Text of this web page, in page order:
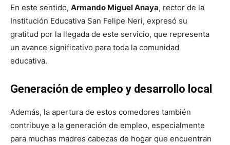
En este sentido, Armando Miguel Anaya, rector de la
Institución Educativa San Felipe Neri, expresó su
gratitud por la llegada de este servicio, que representa
un avance significativo para toda la comunidad
educativa.
Generación de empleo y desarrollo local
Además, la apertura de estos comedores también
contribuye a la generación de empleo, especialmente
para muchas madres cabezas de hogar que encuentran